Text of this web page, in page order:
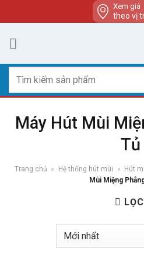
to
content
Xem giá
theo vị
kiếm:
Máy Hút Mùi
Tủ
Trang chủ » Hệ thống hút mùi » Hút
Mùi Miệng
LỌC